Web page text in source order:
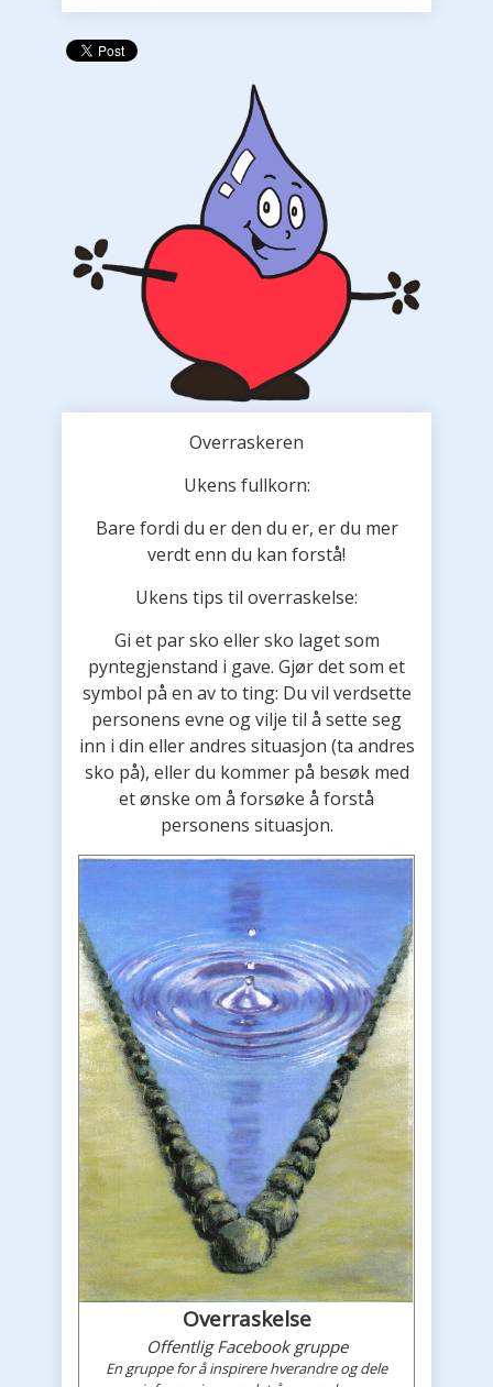
Overraskeren
Ukens fullkorn:
Bare fordi du er den du er, er du mer
verdt enn du kan forstå!
Ukens tips til overraskelse:
Gi et par sko eller sko laget som
pyntegjenstand i gave. Gjør det som et
symbol på en av to ting: Du vil verdsette
personens evne og vilje til å sette seg
inn i din eller andres situasjon (ta andres
sko på), eller du kommer på besøk med
et ønske om å forsøke å forstå
personens situasjon.
Overraskelse
Offentlig Facebook gruppe
En gruppe for å inspirere hverandre og dele